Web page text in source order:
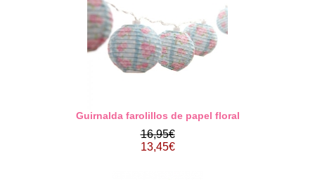
Guirnalda farolillos de papel floral
16,95€
13,45€